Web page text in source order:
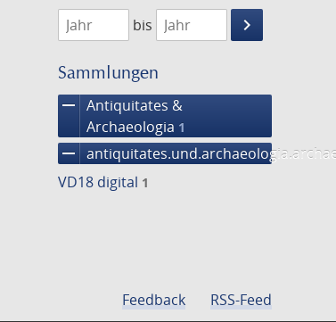
1768
1769
bis
keyboard_arrow_right
Suche
Sammlungen
remove Antiquitates &
Archaeologia 1
remove
VD18 digital 1
Feedback RSS-Feed